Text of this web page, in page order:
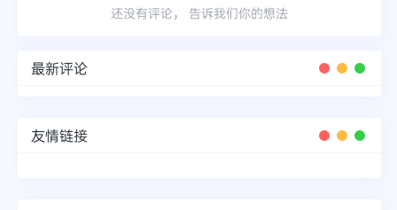
还没有评论， 告诉我们你的想法
最新评论
友情链接